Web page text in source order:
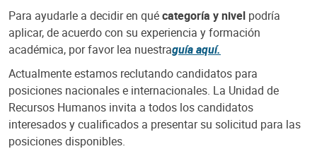
Para ayudarle a decidir en quécategoría y nivel podría
aplicar, de acuerdo con su experiencia y formación
académica, por favor lea nuestraguía aquí.
Actualmente estamos reclutando candidatos para
posiciones nacionales e internacionales. La Unidad de
Recursos Humanos invita a todos los candidatos
interesados y cualificados a presentar su solicitud para las
posiciones disponibles.